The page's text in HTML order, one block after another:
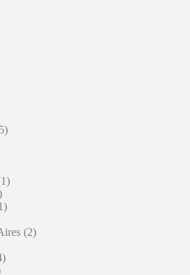
(2)